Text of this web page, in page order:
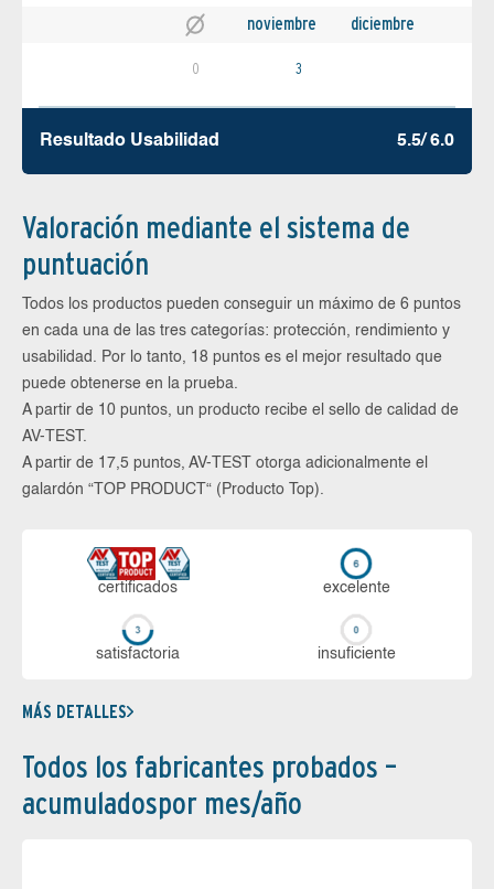
noviembre diciembre
0 3
Resultado Usabilidad 5.5/ 6.0
Valoración mediante el sistema de
puntuación
Todos los productos pueden conseguir un máximo de 6 puntos
en cada una de las tres categorías: protección, rendimiento y
usabilidad. Por lo tanto, 18 puntos es el mejor resultado que
puede obtenerse en la prueba.
A partir de 10 puntos, un producto recibe el sello de calidad de
AV-TEST.
A partir de 17,5 puntos, AV-TEST otorga adicionalmente el
galardón “TOP PRODUCT“ (Producto Top).
certi­ficados ex­ce­len­te
sa­tis­fac­to­ria in­su­fi­cien­te
MÁS DETALLES
Todos los fabricantes probados –
acumuladospor mes/año